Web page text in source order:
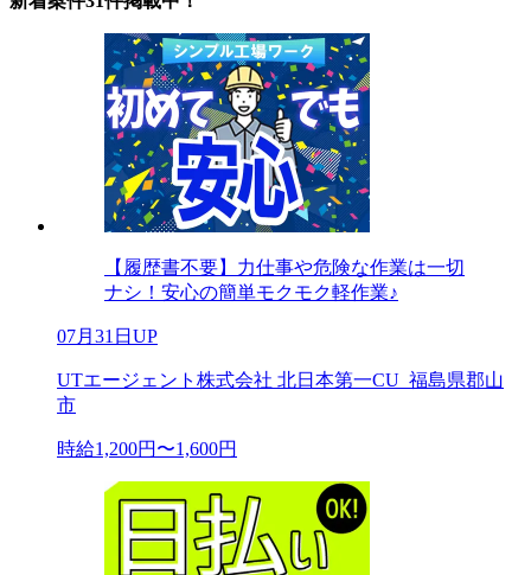
【履歴書不要】力仕事や危険な作業は一切
ナシ！安心の簡単モクモク軽作業♪
07月31日UP
UTエージェント株式会社 北日本第一CU_福島県郡山
市
時給1,200円〜1,600円